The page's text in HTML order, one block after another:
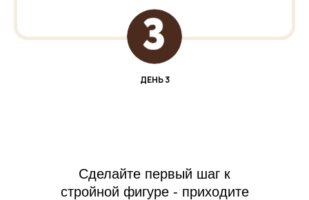
ДЕНЬ 3
Сделайте первый шаг к
стройной фигуре - приходите